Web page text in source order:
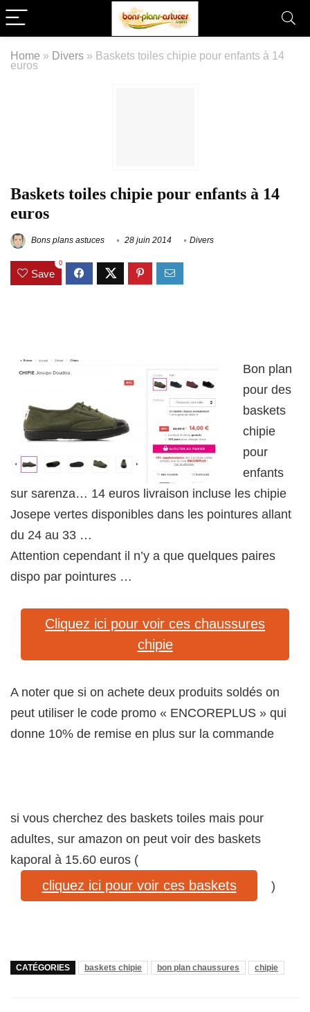
Home » Divers » Baskets toiles chipie pour enfants à 14
euros
Baskets toiles chipie pour enfants à 14
euros
Bons plans astuces 28 juin 2014 Divers
Save
0
Bon plan
pour des
baskets
chipie
pour
enfants
sur sarenza… 14 euros livraison incluse les chipie
Josepe vertes disponibles dans les pointures allant
du 24 au 33 …
Attention cependant il n’y a que quelques paires
dispo par pointures …
Cliquez ici pour voir ces chaussures
chipie
A noter que si on achete deux produits soldés on
peut utiliser le code promo « ENCOREPLUS » qui
donne 10% de remise en plus sur la commande
si vous cherchez des baskets toiles mais pour
adultes, sur amazon on peut voir des baskets
kaporal à 15.60 euros (
cliquez ici pour voir ces baskets )
CATÉGORIES baskets chipie bon plan chaussures chipie